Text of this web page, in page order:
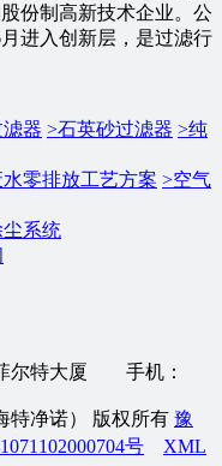
份制高新技术企业。公
进入创新层，是过滤行
器 >石英砂过滤器 >纯
水零排放工艺方案 >空气
系统
菲尔特大厦 手机：
特净诺） 版权所有 豫
号
XML